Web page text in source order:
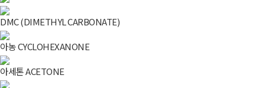
DMC (DIMETHYL CARBONATE)
아농 CYCLOHEXANONE
아세톤 ACETONE